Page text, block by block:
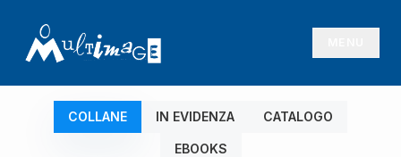
COLLANE IN EVIDENZA CATALOGO
EBOOKS